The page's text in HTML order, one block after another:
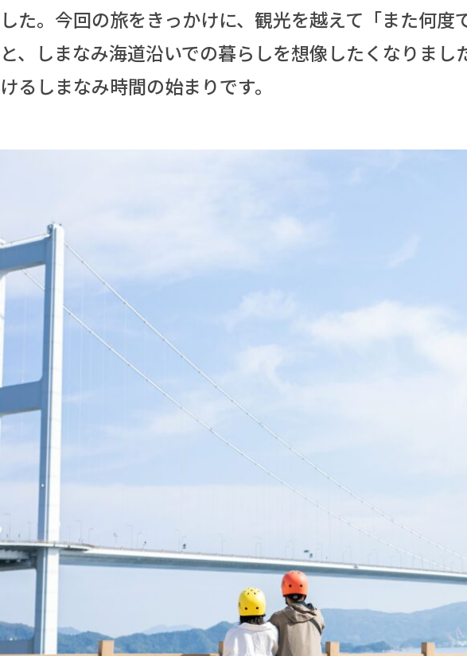
した。今回の旅をきっかけに、観光を越えて「また何
と、しまなみ海道沿いでの暮らしを想像したくなりま
けるしまなみ時間の始まりです。